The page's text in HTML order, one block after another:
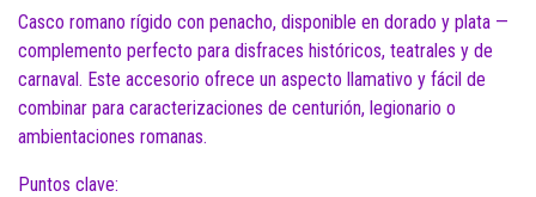
Casco romano rígido con penacho, disponible en dorado y plata —
complemento perfecto para disfraces históricos, teatrales y de
carnaval. Este accesorio ofrece un aspecto llamativo y fácil de
combinar para caracterizaciones de centurión, legionario o
ambientaciones romanas.
Puntos clave: